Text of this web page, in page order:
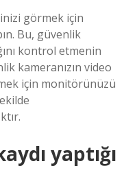
görmek için
Bu, güvenlik
kontrol etmenin
kameranızın video
için monitörünüzü
yaptığı